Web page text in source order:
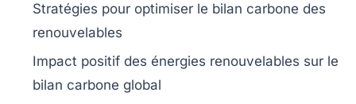
Stratégies pour optimiser le bilan carbone des
renouvelables
Impact positif des énergies renouvelables sur le
bilan carbone global